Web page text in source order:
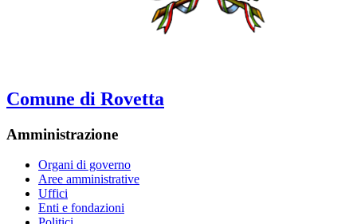
Comune di Rovetta
Amministrazione
Organi di governo
Aree amministrative
Uffici
Enti e fondazioni